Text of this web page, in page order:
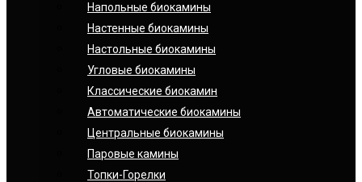
Напольные биокамины
Настенные биокамины
Настoльные биокамины
Угловые биокамины
Классические биокамин
Автоматические биокамины
Центральные биокамины
Паровые камины
Топки-Горелки